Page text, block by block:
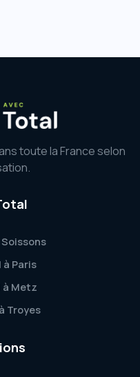
toute la France selon
Paris
Metz
Troyes